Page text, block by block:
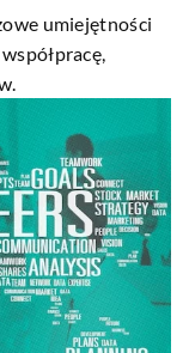
umiejętności